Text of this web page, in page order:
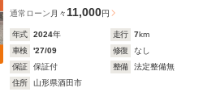
通常ローン 月々11,000円
年式 2024年 走行 7km
車検
'27/09 修復
なし
保証
保証付 整備
法定整備無
住所
山形県酒田市